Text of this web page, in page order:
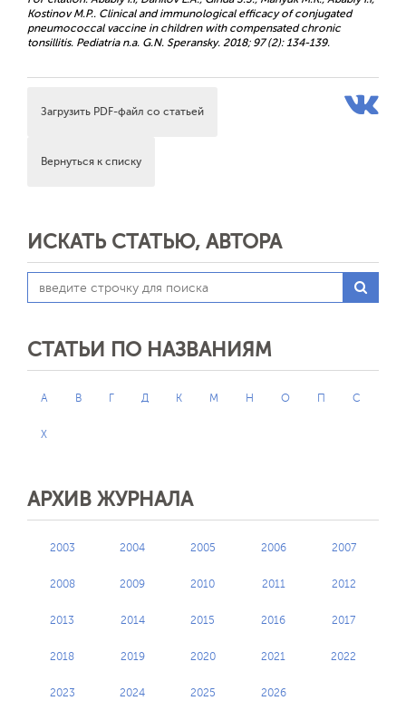
Kostinov M.P.. Clinical and immunological efficacy of conjugated
pneumococcal vaccine in children with compensated chronic
tonsillitis. Pediatria n.a. G.N. Speransky. 2018; 97 (2): 134-139.
Загрузить PDF-файл со статьей
Вернуться к списку
ИСКАТЬ СТАТЬЮ, АВТОРА
СТАТЬИ ПО НАЗВАНИЯМ
А В Г Д К М Н О П С
Х
АРХИВ ЖУРНАЛА
2003 2004 2005 2006 2007
2008 2009 2010 2011 2012
2013 2014 2015 2016 2017
2018 2019 2020 2021 2022
2023 2024 2025 2026